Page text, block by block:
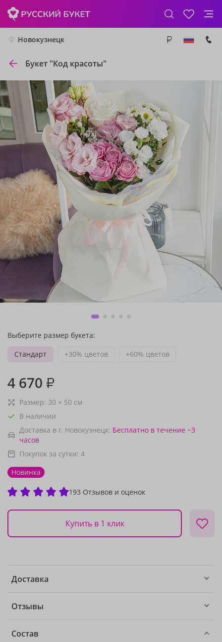
Новокузнецк
Букет "Код красоты"
Выберите размер букета:
Стандарт
+30% цветов +60% цветов
4 670 ₽
Размер: 30 × 50 см
В наличии
Доставка в г. Новокузнецк: Бесплатно в течение ~3
часов
Покупок за сутки: 4
Новинка
193 Отзывов и оценок
Купить в 1 клик
Доставка
Отзывы
Состав